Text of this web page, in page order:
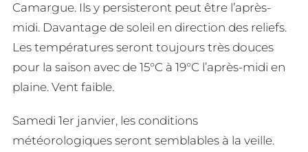
Camargue. Ils y persisteront peut être l’après-
midi. Davantage de soleil en direction des reliefs.
Les températures seront toujours très douces
pour la saison avec de 15°C à 19°C l’après-midi en
plaine. Vent faible.
Samedi 1er janvier, les conditions
météorologiques seront semblables à la veille.